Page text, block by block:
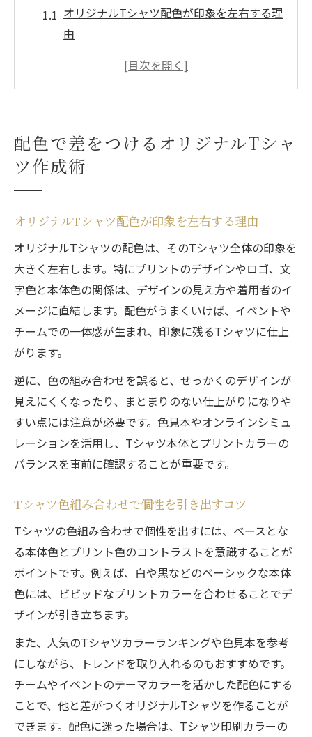
オリジナルTシャツ配色が印象を左右する理
由
Tシャツ色組み合わせで個性を引き出すコツ
配色センスが光るオリジナルTシャツの選び
方
オリジナルTシャツの色組み合わせ基本ルー
反対色や同系色を活かしたTシャツ配色術
色見本を参考にした配色パターンの選び方
シミュレーターで試す色組み合わせのコツ
イベント向けオリジナルTシャツ配色アイデ
オリジナルTシャツ色見本を賢く活用する方法
色見本で失敗しないオリジナルTシャツ選び
本体色とプリント色の見本活用ポイント
人気配色例から学ぶ色見本の使い方
シミュレーションと色見本の併用法を解説
目的別に選ぶTシャツ色見本の活用方法
オリジナルTシャツ印刷カラーの最適な選び
プリントが映える色選びの基本ポイント
文字色と本体色の組み合わせ実践例
色見本で確認する印刷カラーの効果的選択
カラー選びで避けたい失敗パターン
人気Tシャツ色ランキングから選ぶ配色術
人気色ランキングに学ぶオリジナルTシャツ
配色
配色で差をつけるオリジナルTシャ
ツ作成術
オリジナルTシャツ配色が印象を左右する理由
オリジナルTシャツの配色は、そのTシャツ全体の印象を
大きく左右します。特にプリントのデザインやロゴ、文
字色と本体色の関係は、デザインの見え方や着用者のイ
メージに直結します。配色がうまくいけば、イベントや
チームでの一体感が生まれ、印象に残るTシャツに仕上
がります。
逆に、色の組み合わせを誤ると、せっかくのデザインが
見えにくくなったり、まとまりのない仕上がりになりや
すい点には注意が必要です。色見本やオンラインシミュ
レーションを活用し、Tシャツ本体とプリントカラーの
バランスを事前に確認することが重要です。
Tシャツ色組み合わせで個性を引き出すコツ
Tシャツの色組み合わせで個性を出すには、ベースとな
る本体色とプリント色のコントラストを意識することが
ポイントです。例えば、白や黒などのベーシックな本体
色には、ビビッドなプリントカラーを合わせることでデ
ザインが引き立ちます。
また、人気のTシャツカラーランキングや色見本を参考
にしながら、トレンドを取り入れるのもおすすめです。
チームやイベントのテーマカラーを活かした配色にする
ことで、他と差がつくオリジナルTシャツを作ることが
できます。配色に迷った場合は、Tシャツ印刷カラーの